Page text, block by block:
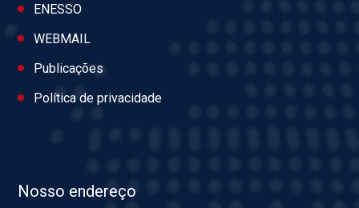
ENESSO
WEBMAIL
Publicações
Política de privacidade
Nosso endereço